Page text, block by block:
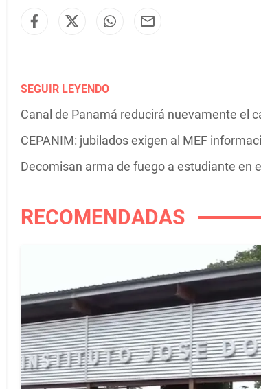
SEGUIR LEYENDO
Canal de Panamá reducirá nuevamente el
CEPANIM: jubilados exigen al MEF
Decomisan arma de fuego a estudiante en
RECOMENDADAS